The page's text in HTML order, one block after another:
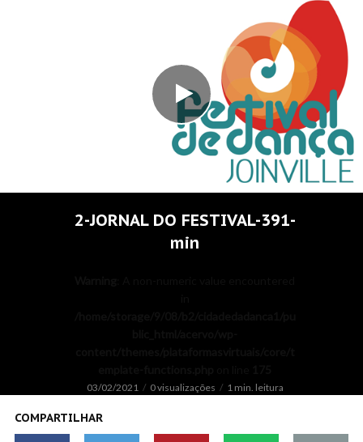
2-JORNAL DO FESTIVAL-391-
min
03/02/2021 0 visualizações 1 min. leitura
COMPARTILHAR